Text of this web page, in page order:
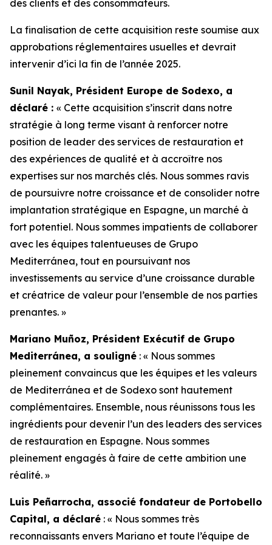
des clients et des consommateurs.
La finalisation de cette acquisition reste soumise aux
approbations réglementaires usuelles et devrait
intervenir d’ici la fin de l’année 2025.
Sunil Nayak, Président Europe de Sodexo, a
déclaré : « Cette acquisition s’inscrit dans notre
stratégie à long terme visant à renforcer notre
position de leader des services de restauration et
des expériences de qualité et à accroître nos
expertises sur nos marchés clés. Nous sommes ravis
de poursuivre notre croissance et de consolider notre
implantation stratégique en Espagne, un marché à
fort potentiel. Nous sommes impatients de collaborer
avec les équipes talentueuses de Grupo
Mediterránea, tout en poursuivant nos
investissements au service d’une croissance durable
et créatrice de valeur pour l’ensemble de nos parties
prenantes. »
Mariano Muñoz, Président Exécutif de Grupo
Mediterránea, a souligné : « Nous sommes
pleinement convaincus que les équipes et les valeurs
de Mediterránea et de Sodexo sont hautement
complémentaires. Ensemble, nous réunissons tous les
ingrédients pour devenir l’un des leaders des services
de restauration en Espagne. Nous sommes
pleinement engagés à faire de cette ambition une
réalité. »
Luis Peñarrocha, associé fondateur de Portobello
Capital, a déclaré : « Nous sommes très
reconnaissants envers Mariano et toute l’équipe de